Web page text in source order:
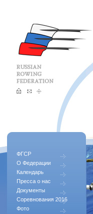
ФГСР
О Федерации
Календарь
Пресса о нас
Документы
Соревнования 2016
Фото